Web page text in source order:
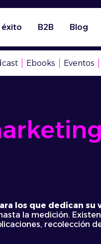
éxito B2B Blog
Ebooks Eventos
los que dedican su
la medición. Existen
recolección